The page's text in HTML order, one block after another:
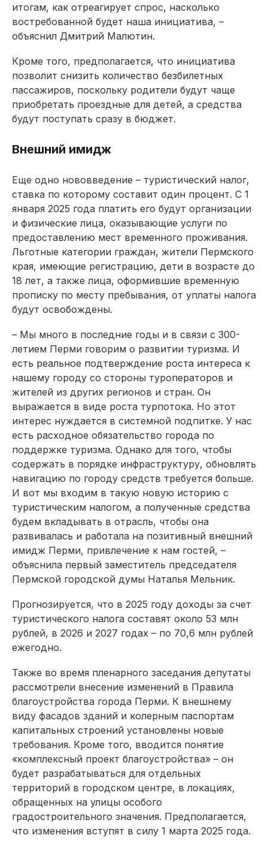
итогам, как отреагирует спрос, насколько
востребованной будет наша инициатива, –
объяснил Дмит­рий Малютин.
Кроме того, предполагается, что инициатива
позволит снизить количество безбилетных
пассажиров, поскольку родители будут чаще
приобретать проездные для детей, а средства
будут поступать сразу в бюджет.
Внешний имидж
Еще одно нововведение – туристический налог,
ставка по которому составит один процент. С 1
января 2025 года платить его будут организации
и физические лица, оказываю­щие услуги по
предоставлению мест временного проживания.
Льготные категории граждан, жители Пермского
края, имеющие регистрацию, дети в возрасте до
18 лет, а также лица, оформившие временную
прописку по месту пребывания, от уплаты налога
будут освобождены.
– Мы много в последние годы и в связи с 300-
летием Перми говорим о развитии туризма. И
есть реальное подтверждение роста интереса к
нашему городу со стороны туроператоров и
жителей из других регионов и стран. Он
выражается в виде роста турпотока. Но этот
интерес нуждается в системной подпитке. У нас
есть расходное обязательство города по
поддержке туризма. Однако для того, чтобы
содержать в порядке инфраструктуру, обновлять
навигацию по городу средств требуется больше.
И вот мы входим в такую новую историю с
туристическим налогом, а полученные средства
будем вкладывать в отрасль, чтобы она
развивалась и работала на позитивный внешний
имидж Перми, привлечение к нам гостей, –
объяснила первый заместитель председателя
Пермской городской думы Наталья Мельник.
Прогнозируется, что в 2025 году доходы за счет
туристического налога составят около 53 млн
рублей, в 2026 и 2027 годах – по 70,6 млн руб­лей
ежегодно.
Также во время пленарного заседания депутаты
рассмот­рели внесение изменений в Правила
благоустройства города Перми. К внешнему
виду фасадов зданий и колерным паспортам
капитальных строе­ний установлены новые
требования. Кроме того, вводится понятие
«комплексный проект благоустройства» – он
будет разрабатываться для отдельных
территорий в городском центре, в локациях,
обращенных на улицы особого
градостроительного значения. Предполагается,
что изменения вступят в силу 1 марта 2025 года.